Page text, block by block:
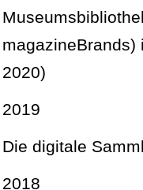
2020)
2019
Die digitale
2018